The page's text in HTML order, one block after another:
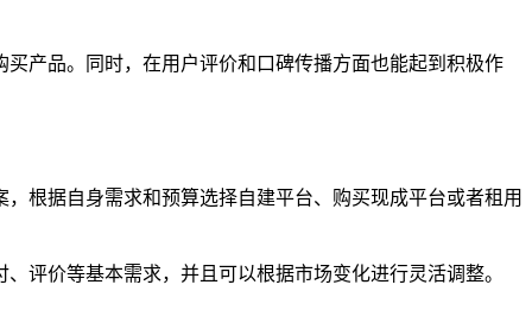
产品。同时，在用户评价和口碑传播方面也能起到积极作
根据自身需求和预算选择自建平台、购买现成平台或者租用
评价等基本需求，并且可以根据市场变化进行灵活调整。